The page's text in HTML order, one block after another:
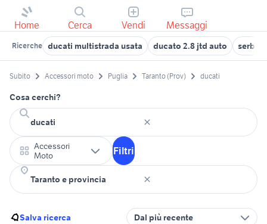
Home Cerca Vendi Messaggi
Ricerche ducati multistrada usata ducato 2.8 jtd auto
Subito Accessori moto Puglia Taranto (Prov) ducati
Cosa cerchi?
Accessori
Moto
Filtri
Salva ricerca Dal più recente